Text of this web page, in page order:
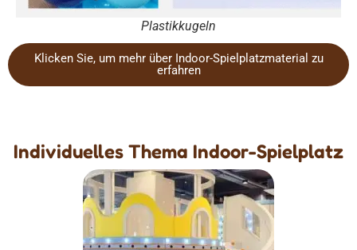
Plastikkugeln
Klicken Sie, um mehr über Indoor-Spielplatzmaterial zu
erfahren
Individuelles Thema Indoor-Spielplatz